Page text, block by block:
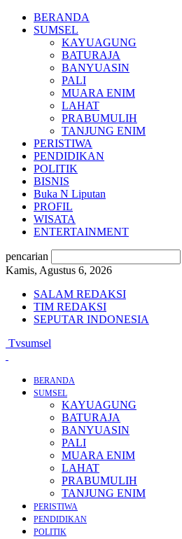
BERANDA
SUMSEL
KAYUAGUNG
BATURAJA
BANYUASIN
PALI
MUARA ENIM
LAHAT
PRABUMULIH
TANJUNG ENIM
PERISTIWA
PENDIDIKAN
POLITIK
BISNIS
Buka N Liputan
PROFIL
WISATA
ENTERTAINMENT
pencarian
Kamis, Agustus 6, 2026
SALAM REDAKSI
TIM REDAKSI
SEPUTAR INDONESIA
Tvsumsel
BERANDA
SUMSEL
KAYUAGUNG
BATURAJA
BANYUASIN
PALI
MUARA ENIM
LAHAT
PRABUMULIH
TANJUNG ENIM
PERISTIWA
PENDIDIKAN
POLITIK